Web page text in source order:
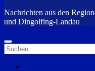
Nachrichten aus den
und Dingolfing-Landau